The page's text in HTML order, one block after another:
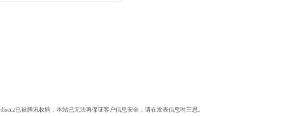
discuz已被腾讯收购，本站已无法再保证客户信息安全，请在发表信息时三思。